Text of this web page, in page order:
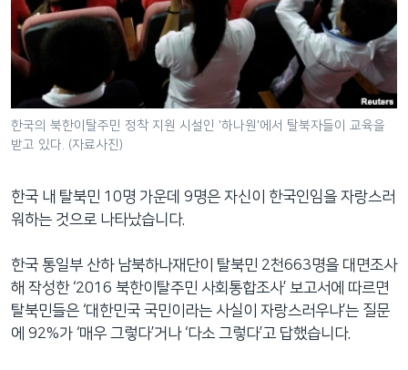
비
션
으
이
동
색
으
로
이
한국의 북한이탈주민 정착 지원 시설인 '하나원'에서 탈북자들이 교육을
받고 있다. (자료사진)
한국 내 탈북민 10명 가운데 9명은 자신이 한국인임을 자랑스러
워하는 것으로 나타났습니다.
한국 통일부 산하 남북하나재단이 탈북민 2천663명을 대면조사
해 작성한 ‘2016 북한이탈주민 사회통합조사’ 보고서에 따르면
탈북민들은 ‘대한민국 국민이라는 사실이 자랑스러우냐’는 질문
에 92%가 ‘매우 그렇다’거나 ‘다소 그렇다’고 답했습니다.